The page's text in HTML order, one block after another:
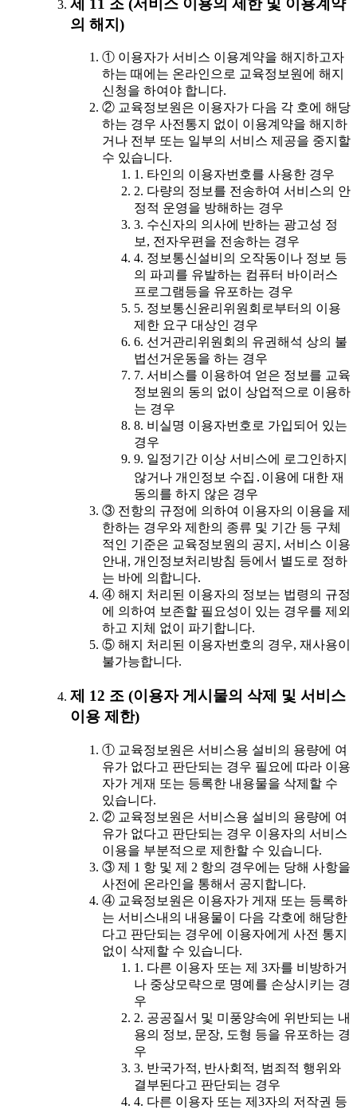
의 해지)
① 이용자가 서비스 이용계약을 해지하고자
하는 때에는 온라인으로 교육정보원에 해지
신청을 하여야 합니다.
② 교육정보원은 이용자가 다음 각 호에 해당
하는 경우 사전통지 없이 이용계약을 해지하
거나 전부 또는 일부의 서비스 제공을 중지할
수 있습니다.
1. 타인의 이용자번호를 사용한 경우
2. 다량의 정보를 전송하여 서비스의 안
정적 운영을 방해하는 경우
3. 수신자의 의사에 반하는 광고성 정
보, 전자우편을 전송하는 경우
4. 정보통신설비의 오작동이나 정보 등
의 파괴를 유발하는 컴퓨터 바이러스
프로그램등을 유포하는 경우
5. 정보통신윤리위원회로부터의 이용
제한 요구 대상인 경우
6. 선거관리위원회의 유권해석 상의 불
법선거운동을 하는 경우
7. 서비스를 이용하여 얻은 정보를 교육
정보원의 동의 없이 상업적으로 이용하
는 경우
8. 비실명 이용자번호로 가입되어 있는
경우
9. 일정기간 이상 서비스에 로그인하지
않거나 개인정보 수집․이용에 대한 재
동의를 하지 않은 경우
③ 전항의 규정에 의하여 이용자의 이용을 제
한하는 경우와 제한의 종류 및 기간 등 구체
적인 기준은 교육정보원의 공지, 서비스 이용
안내, 개인정보처리방침 등에서 별도로 정하
는 바에 의합니다.
④ 해지 처리된 이용자의 정보는 법령의 규정
에 의하여 보존할 필요성이 있는 경우를 제외
하고 지체 없이 파기합니다.
⑤ 해지 처리된 이용자번호의 경우, 재사용이
불가능합니다.
제 12 조 (이용자 게시물의 삭제 및 서비스
이용 제한)
① 교육정보원은 서비스용 설비의 용량에 여
유가 없다고 판단되는 경우 필요에 따라 이용
자가 게재 또는 등록한 내용물을 삭제할 수
있습니다.
② 교육정보원은 서비스용 설비의 용량에 여
유가 없다고 판단되는 경우 이용자의 서비스
이용을 부분적으로 제한할 수 있습니다.
③ 제 1 항 및 제 2 항의 경우에는 당해 사항을
사전에 온라인을 통해서 공지합니다.
④ 교육정보원은 이용자가 게재 또는 등록하
는 서비스내의 내용물이 다음 각호에 해당한
다고 판단되는 경우에 이용자에게 사전 통지
없이 삭제할 수 있습니다.
1. 다른 이용자 또는 제 3자를 비방하거
나 중상모략으로 명예를 손상시키는 경
우
2. 공공질서 및 미풍양속에 위반되는 내
용의 정보, 문장, 도형 등을 유포하는 경
우
3. 반국가적, 반사회적, 범죄적 행위와
결부된다고 판단되는 경우
4. 다른 이용자 또는 제3자의 저작권 등